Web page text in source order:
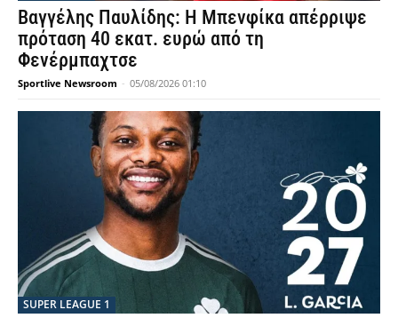
Βαγγέλης Παυλίδης: Η Μπενφίκα απέρριψε
πρόταση 40 εκατ. ευρώ από τη
Φενέρμπαχτσε
Sportlive Newsroom - 05/08/2026 01:10
SUPER LEAGUE 1